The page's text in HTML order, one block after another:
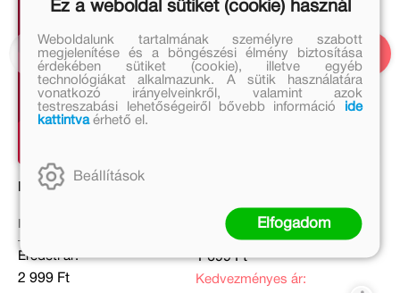
Iskolára érlelő
Eredeti ár:
2 999 Ft
Eredeti ár:
1 699 Ft
Kedvezményes ár:
Ez a weboldal sütiket (cookie) használ
Weboldalunk tartalmának személyre szabott
megjelenítése és a böngészési élmény biztosítása
érdekében sütiket (cookie), illetve egyéb
technológiákat alkalmazunk. A sütik használatára
vonatkozó irányelveinkről, valamint azok
testreszabási lehetőségeiről bővebb információ
ide
kattintvaérhető el.
Beállítások
Elfogadom